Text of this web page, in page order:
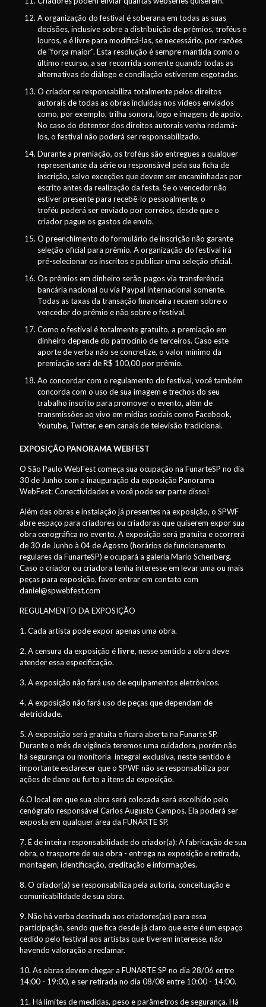
A organização do festival é soberana em todas as suas
decisões, inclusive sobre a distribuição de prêmios, troféus e
louros, e é livre para modificá-las, se necessário, por razões
de "força maior". Esta resolução é sempre mantida como o
último recurso, a ser recorrida somente quando todas as
alternativas de diálogo e conciliação estiverem esgotadas.
O criador se responsabiliza totalmente pelos direitos
autorais de todas as obras incluídas nos vídeos enviados
como, por exemplo, trilha sonora, logo e imagens de apoio.
No caso do detentor dos direitos autorais venha reclamá-
los, o festival não poderá ser responsabilizado.
Durante a premiação, os troféus são entregues a qualquer
representante da série ou responsável pela sua ficha de
inscrição, salvo exceções que devem ser encaminhadas por
escrito antes da realização da festa. Se o vencedor não
estiver presente para recebê-lo pessoalmente, o
troféu poderá ser enviado por correios, desde que o
criador pague os gastos de envio.
O preenchimento do formulário de inscrição não garante
seleção oficial para prêmio. A organização do festival irá
pré-selecionar os inscritos e publicar uma seleção oficial.
Os prêmios em dinheiro serão pagos via transferência
bancária nacional ou via Paypal internacional somente.
Todas as taxas da transação financeira recaem sobre o
vencedor do prêmio e não sobre o festival.
Como o festival é totalmente gratuito, a premiação em
dinheiro depende do patrocínio de terceiros. Caso este
aporte de verba não se concretize, o valor mínimo da
premiação será de R$ 100,00 por prêmio.
Ao concordar com o regulamento do festival, você também
concorda com o uso de sua imagem e trechos do seu
trabalho inscrito para promover o evento, além de
transmissões ao vivo em mídias sociais como Facebook,
Youtube, Twitter, e em canais de televisão tradicional.
EXPOSIÇÃO PANORAMA WEBFEST
O São Paulo WebFest começa sua ocupação na FunarteSP no dia
30 de Junho com a inauguração da exposição Panorama
WebFest: Conectividades e você pode ser parte disso!
Além das obras e instalação já presentes na exposição, o SPWF
abre espaço para criadores ou criadoras que quiserem expor sua
obra cenográfica no evento. A exposição será gratuita e ocorrerá
de 30 de Junho à 04 de Agosto (horários de funcionamento
regulares da FunarteSP) e ocupará a galeria Mario Schenberg.
Caso o criador ou criadora tenha interesse em levar uma ou mais
peças para exposição, favor entrar em contato com
daniel@spwebfest.com
REGULAMENTO DA EXPOSIÇÃO
1. Cada artista pode expor apenas uma obra.
2. A censura da exposição é livre, nesse sentido a obra deve
atender essa especificação.
3. A exposição não fará uso de equipamentos eletrônicos.
4. A exposição não fará uso de peças que dependam de
eletricidade.
5. A exposição será gratuita e ficara aberta na Funarte SP.
Durante o mês de vigência teremos uma cuidadora, porém não
há segurança ou monitoria integral exclusiva, neste sentido é
importante esclarecer que o SPWF não se responsabiliza por
ações de dano ou furto a itens da exposição.
6.O local em que sua obra será colocada será escolhido pelo
cenógrafo responsável Carlos Augusto Campos. Ela poderá ser
exposta em qualquer área da FUNARTE SP.
7. É de inteira responsabilidade do criador(a): A fabricação de sua
obra, o trasporte de sua obra - entrega na exposição e retirada,
montagem, identificação, creditação e informações.
8. O criador(a) se responsabiliza pela autoria, conceituação e
comunicabilidade de sua obra.
9. Não há verba destinada aos criadores(as) para essa
participação, sendo que fica desde já claro que este é um espaço
cedido pelo festival aos artistas que tiverem interesse, não
havendo valoração a reclamar.
10. As obras devem chegar a FUNARTE SP no dia 28/06 entre
14:00 - 19:00, e ser retirada no dia 08/08 entre 10:00 - 14:00.
11. Há limites de medidas, peso e parâmetros de segurança. Há